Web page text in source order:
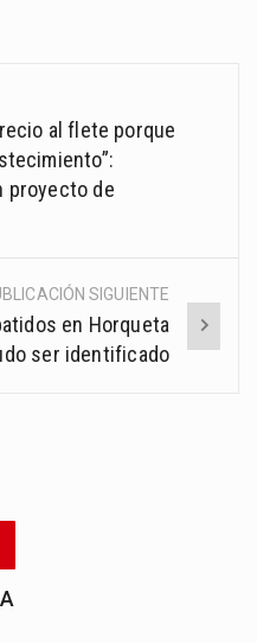
al flete porque
proyecto de
SIGUIENTE
en Horqueta
ser identificado